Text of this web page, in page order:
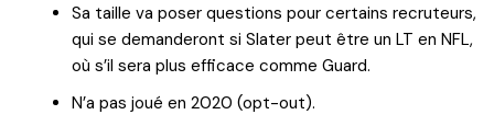
Sa taille va poser questions pour certains recruteurs,
qui se demanderont si Slater peut être un LT en NFL,
où s’il sera plus efficace comme Guard.
N’a pas joué en 2020 (opt-out).